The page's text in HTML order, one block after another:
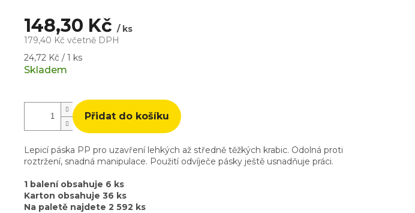
148,30 Kč / ks
179,40 Kč včetně DPH
Měrná
cena:
24,72 Kč / 1 ks
Skladem
Přidat do košíku
Lepicí páska PP pro uzavření lehkých až středně těžkých krabic. Odolná proti
roztržení, snadná manipulace. Použití odvíječe pásky ještě usnadňuje práci.
1 balení obsahuje 6 ks
Karton obsahuje 36 ks
Na paletě najdete 2 592 ks